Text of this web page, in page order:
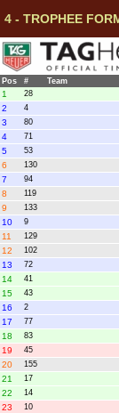
4 - TROPHEE
Pos # Team
1 28
2 4
3 80
4 71
5 53
6 130
7 94
8 119
9 133
10 9
11 129
12 102
13 72
14 41
15 43
16 2
17 77
18 83
19 45
20 155
21 17
22 14
23 10